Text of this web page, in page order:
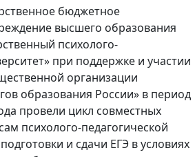
бюджетное
высшего образования
психолого-
при поддержке и участии
организации
образования России» в период
провели цикл совместных
психолого-педагогической
и сдачи ЕГЭ в условиях